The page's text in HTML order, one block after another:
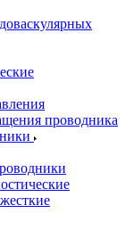
проводника